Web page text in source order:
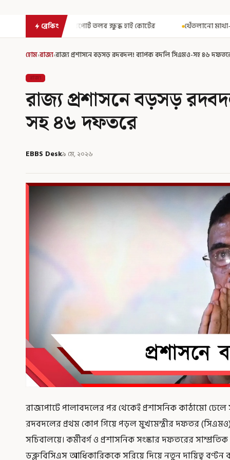
ব্রেকিং
তলব ক্ষুব্ধ হাই কোর্টের থেঁতলানো মাথা-গোপনাঙ্গে রড!
হোম›রাজ্য›রাজ্য প্রশাসনে বড়সড় রদবদল! ব্যাপক বদলি সিএমও-সহ ৪৬
রাজ্য
রাজ্য প্রশাসনে বড়সড়
সহ ৪৬ দফতরে
EBBS Desk৯ মে, ২০২৬
রাজ্যপাটে পালাবদলের পর থেকেই প্রশাসনিক কাঠামো
রদবদলের প্রথম কোপ গিয়ে পড়ল মুখ্যমন্ত্রীর দফতর (সিএমও)
সচিবালয়ে। কর্মীবর্গ ও প্রশাসনিক সংস্কার দফতরের
ডব্লুবিসিএস আধিকারিককে সরিয়ে দিয়ে নতুন দায়িত্ব